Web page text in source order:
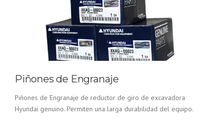
Piñones de Engranaje
Piñones de Engranaje de reductor de giro de excavadora
Hyundai genuino. Permiten una larga durabilidad del equipo.